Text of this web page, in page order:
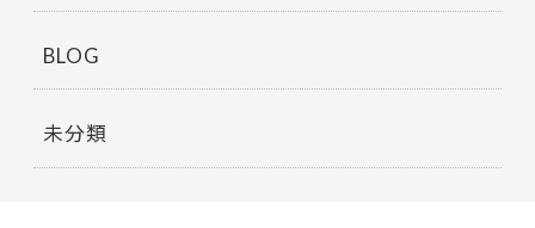
BLOG
未分類